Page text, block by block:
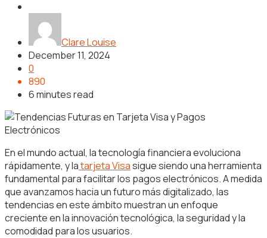
Clare Louise
December 11, 2024
0
890
6 minutes read
En el mundo actual, la tecnología financiera evoluciona
rápidamente, y latarjeta Visasigue siendo una herramienta
fundamental para facilitar los pagos electrónicos. A medida
que avanzamos hacia un futuro más digitalizado, las
tendencias en este ámbito muestran un enfoque
creciente en la innovación tecnológica, la seguridad y la
comodidad para los usuarios.